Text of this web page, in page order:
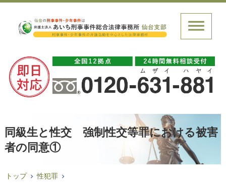
同級生と性交 強制性交等罪における被害
者の同意①
トップ
性犯罪